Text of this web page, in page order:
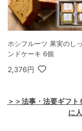
ホシフルーツ 果実のし
ンドケーキ 6個
2,376円
＞＞法事・法要ギフ
に